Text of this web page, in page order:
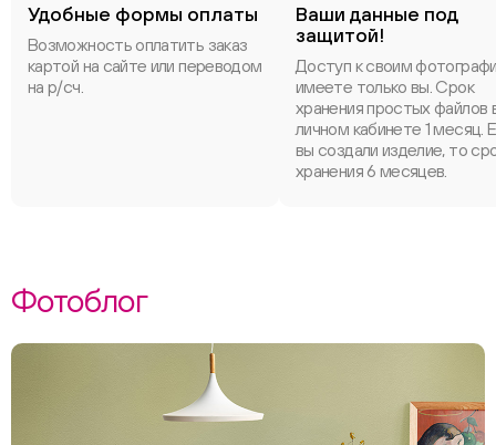
Удобные формы оплаты
Возможность оплатить заказ
картой на сайте или переводом
на р/сч.
Ваши данные под
защитой!
Доступ к своим
имеете только вы. Срок
хранения простых файлов
личном кабинете 1 месяц.
вы создали изделие, то
хранения 6 месяцев.
Фотоблог